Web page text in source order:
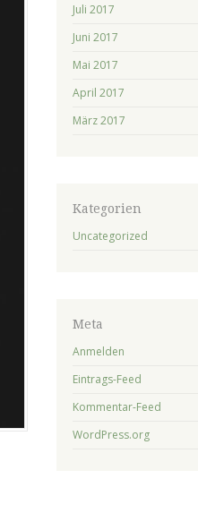
Juli 2017
Juni 2017
Mai 2017
April 2017
März 2017
Kategorien
Uncategorized
Meta
Anmelden
Eintrags-Feed
Kommentar-Feed
WordPress.org